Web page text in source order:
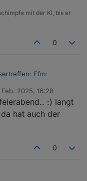
mit der KI, bis er
0
Ffm:
? auchgut, heut
dein
die Daten für
Feb. 2025, 16:28
von
:) langt
hat auch der
0